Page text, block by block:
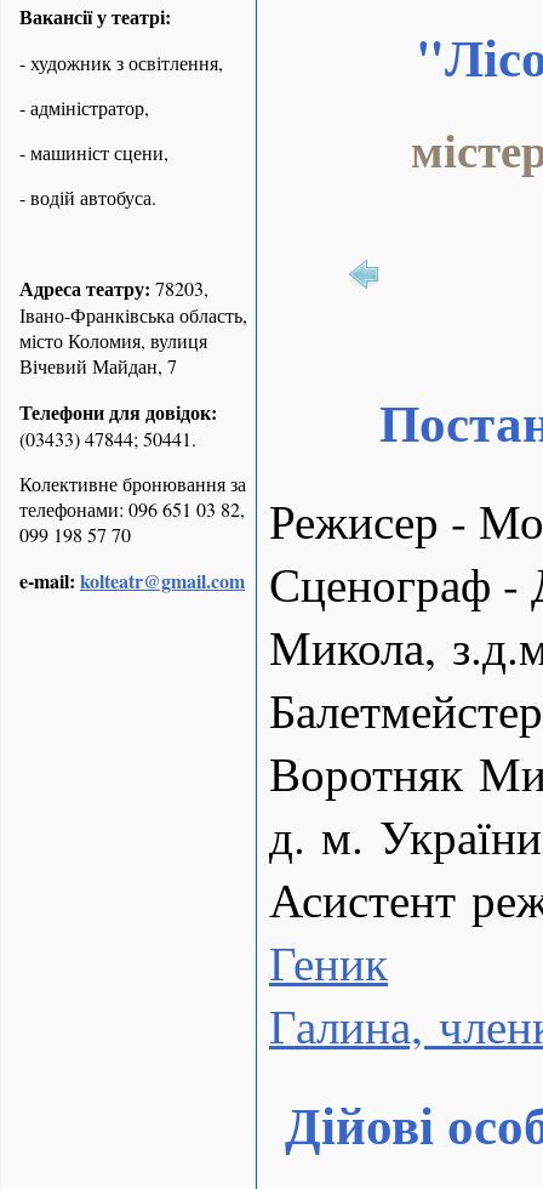
Вакансії у театрі:
- художник з освітлення,
- адміністратор,
- машиніст сцени,
- водій автобуса.
Адреса театру: 78203,
Івано-Франківська область,
місто Коломия, вулиця
Вічевий Майдан, 7
Телефони для довідок:
(03433) 47844; 50441.
Колективне бронювання за
телефонами: 096 651 03 82,
099 198 57 70
e-mail: kolteatr@gmail.com
Режисер -
Сценограф -
Микола,
Воротняк
д. м. України
Асистент
Геник
Галина,
Дійові